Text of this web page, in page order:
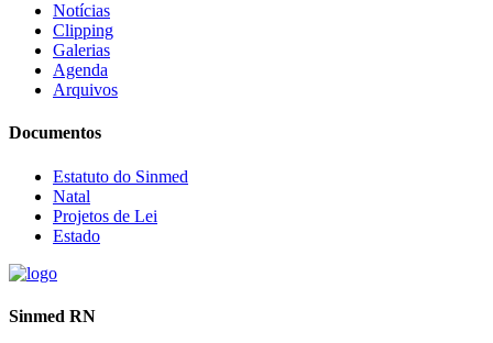
Notícias
Clipping
Galerias
Agenda
Arquivos
Documentos
Estatuto do Sinmed
Natal
Projetos de Lei
Estado
Sinmed RN